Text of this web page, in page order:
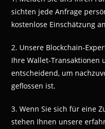
sichten jede Anfrage
kostenlose Einschätzung
2. Unsere Blockchain-
Ihre Wallet-Transaktionen
entscheidend, um
geflossen ist.
3. Wenn Sie sich für eine
stehen Ihnen unsere